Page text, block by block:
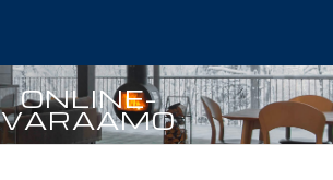
ONLINE-
VARAAMO